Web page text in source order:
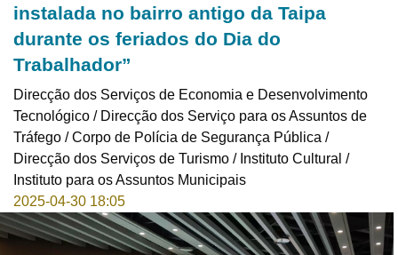
instalada no bairro antigo da Taipa
durante os feriados do Dia do
Trabalhador”
Direcção dos Serviços de Economia e Desenvolvimento
Tecnológico / Direcção dos Serviço para os Assuntos de
Tráfego / Corpo de Polícia de Segurança Pública /
Direcção dos Serviços de Turismo / Instituto Cultural /
Instituto para os Assuntos Municipais
2025-04-30 18:05